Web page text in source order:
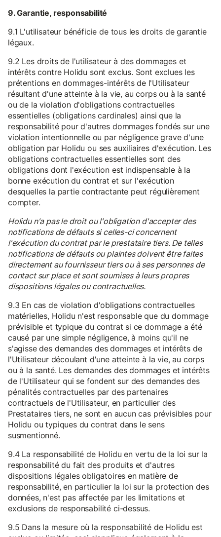
9. Garantie, responsabilité
9.1 L'utilisateur bénéficie de tous les droits de garantie
légaux.
9.2 Les droits de l'utilisateur à des dommages et
intérêts contre Holidu sont exclus. Sont exclues les
prétentions en dommages-intérêts de l'Utilisateur
résultant d'une atteinte à la vie, au corps ou à la santé
ou de la violation d'obligations contractuelles
essentielles (obligations cardinales) ainsi que la
responsabilité pour d'autres dommages fondés sur une
violation intentionnelle ou par négligence grave d'une
obligation par Holidu ou ses auxiliaires d'exécution. Les
obligations contractuelles essentielles sont des
obligations dont l'exécution est indispensable à la
bonne exécution du contrat et sur l'exécution
desquelles la partie contractante peut régulièrement
compter.
Holidu n'a pas le droit ou l'obligation d'accepter des
notifications de défauts si celles-ci concernent
l'exécution du contrat par le prestataire tiers. De telles
notifications de défauts ou plaintes doivent être faites
directement au fournisseur tiers ou à ses personnes de
contact sur place et sont soumises à leurs propres
dispositions légales ou contractuelles.
9.3 En cas de violation d'obligations contractuelles
matérielles, Holidu n'est responsable que du dommage
prévisible et typique du contrat si ce dommage a été
causé par une simple négligence, à moins qu'il ne
s'agisse des demandes des dommages et intérêts de
l'Utilisateur découlant d'une atteinte à la vie, au corps
ou à la santé. Les demandes des dommages et intérêts
de l'Utilisateur qui se fondent sur des demandes des
pénalités contractuelles par des partenaires
contractuels de l'Utilisateur, en particulier des
Prestataires tiers, ne sont en aucun cas prévisibles pour
Holidu ou typiques du contrat dans le sens
susmentionné.
9.4 La responsabilité de Holidu en vertu de la loi sur la
responsabilité du fait des produits et d'autres
dispositions légales obligatoires en matière de
responsabilité, en particulier la loi sur la protection des
données, n'est pas affectée par les limitations et
exclusions de responsabilité ci-dessus.
9.5 Dans la mesure où la responsabilité de Holidu est